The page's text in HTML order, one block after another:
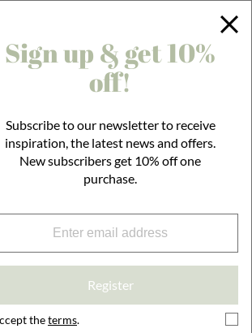
WITH KLARNA CHECKOUT!
Judith
Sign up & get 10%
off!
Subscribe to our newsletter to receive
inspiration, the latest news and offers.
New subscribers get 10% off one
purchase.
Register
theterms.